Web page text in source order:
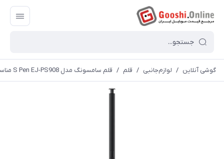
گوشی آنلاین / لوازم‌جانبی / قلم / قلم سامسونگ مدل S Pen EJ-PS908 مناسب برای گوشی موبایل Galaxy S22 Ultra